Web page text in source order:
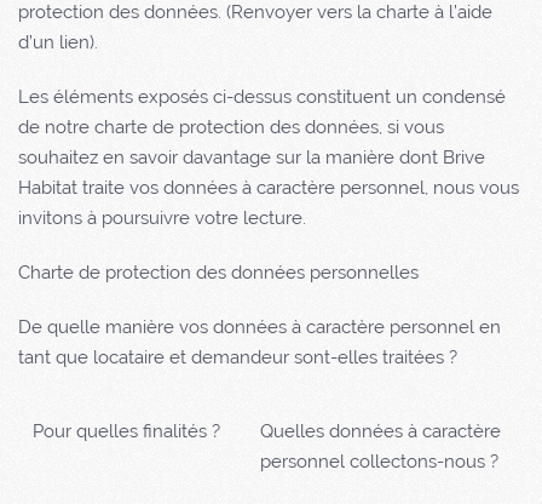
protection des données. (Renvoyer vers la charte à l’aide
d’un lien).
Les éléments exposés ci-dessus constituent un condensé
de notre charte de protection des données, si vous
souhaitez en savoir davantage sur la manière dont Brive
Habitat traite vos données à caractère personnel, nous vous
invitons à poursuivre votre lecture.
Charte de protection des données personnelles
De quelle manière vos données à caractère personnel en
tant que locataire et demandeur sont-elles traitées ?
Pour quelles finalités ?
Quelles données à caractère
personnel collectons-nous ?